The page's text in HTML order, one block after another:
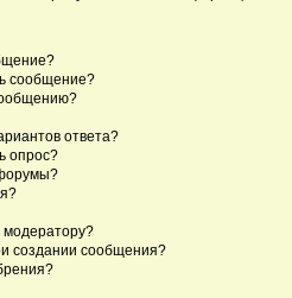
сообщение?
ответа?
опрос?
модератору?
создании сообщения?